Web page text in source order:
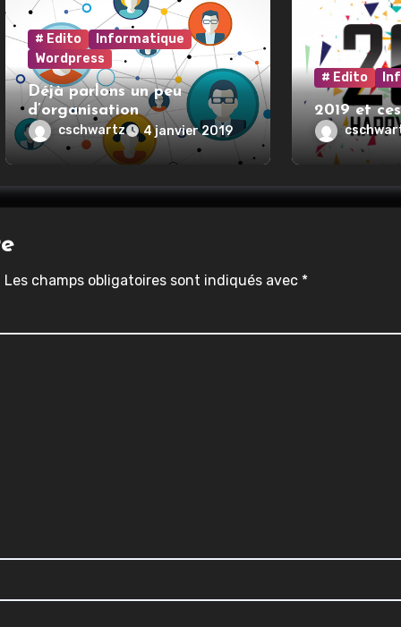
# Edito
Informatique
Wordpress
Déjà parlons un peu
d’organisation
cschwartz 4 janvier 2019
# Edito
2019 et
Les champs obligatoires sont indiqués avec *